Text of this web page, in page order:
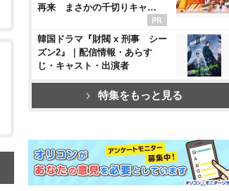
再来 まさかの千切りキャ…
韓国ドラマ『財閥 x 刑事 シー
ズン2』｜配信情報・あらす
じ・キャスト・出演者
特集をもっと見る